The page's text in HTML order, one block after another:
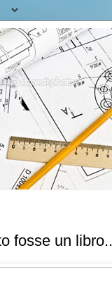
fosse un